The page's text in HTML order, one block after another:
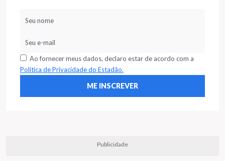
Ao fornecer meus dados, declaro estar de acordo com a
Política de Privacidade do Estadão.
Publicidade